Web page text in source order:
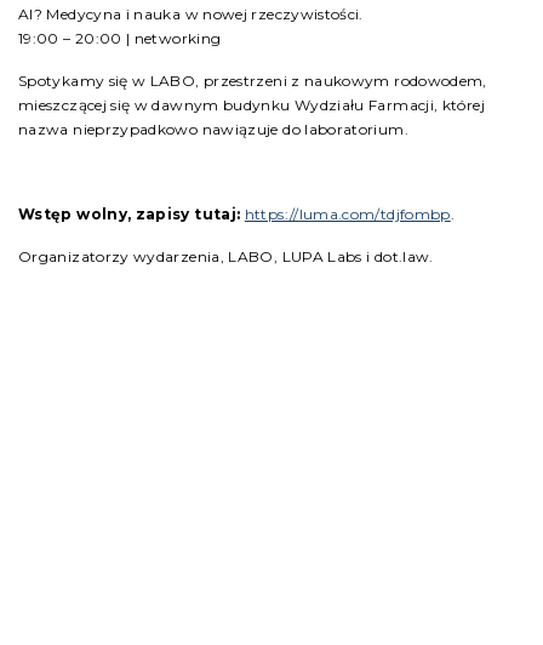
AI? Medycyna i nauka w nowej rzeczywistości.
19:00 – 20:00 | networking
Spotykamy się w LABO, przestrzeni z naukowym rodowodem,
mieszczącej się w dawnym budynku Wydziału Farmacji, której
nazwa nieprzypadkowo nawiązuje do laboratorium.
Wstęp wolny, zapisy tutaj: https://luma.com/tdjfombp
Organizatorzy wydarzenia, LABO, LUPA Labs i dot.law.